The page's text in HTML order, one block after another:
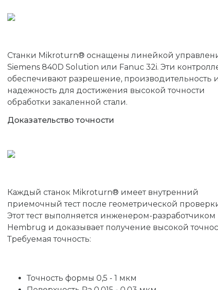
Станки Mikroturn® оснащены линейкой
Siemens 840D Solution или Fanuc 32i. Эти
обеспечивают разрешение, производительность
надежность для достижения высокой точности
обработки закаленной стали.
Доказательство точности
Каждый станок Mikroturn® имеет внутренний
приемочный тест после геометрической
Этот тест выполняется инженером-разработчиком
Hembrug и доказывает получение высокой
Требуемая точность:
Точность формы 0,5 - 1 мкм